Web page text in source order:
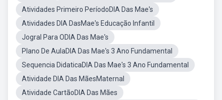
Atividades Primeiro PeríodoDIA Das Mae's
Atividades DIA DasMae's Educação Infantil
Jogral Para ODIA Das Mae's
Plano De AulaDIA Das Mae's 3 Ano Fundamental
Sequencia DidaticaDIA Das Mae's 3 Ano Fundamental
Atividade DIA Das MãesMaternal
Atividade CartãoDIA Das Mães